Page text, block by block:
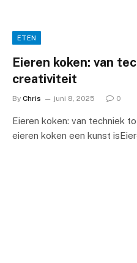
ETEN
Eieren koken: van
creativiteit
By Chris juni 8, 2025 0
Eieren koken: van techniek
eieren koken een kunst